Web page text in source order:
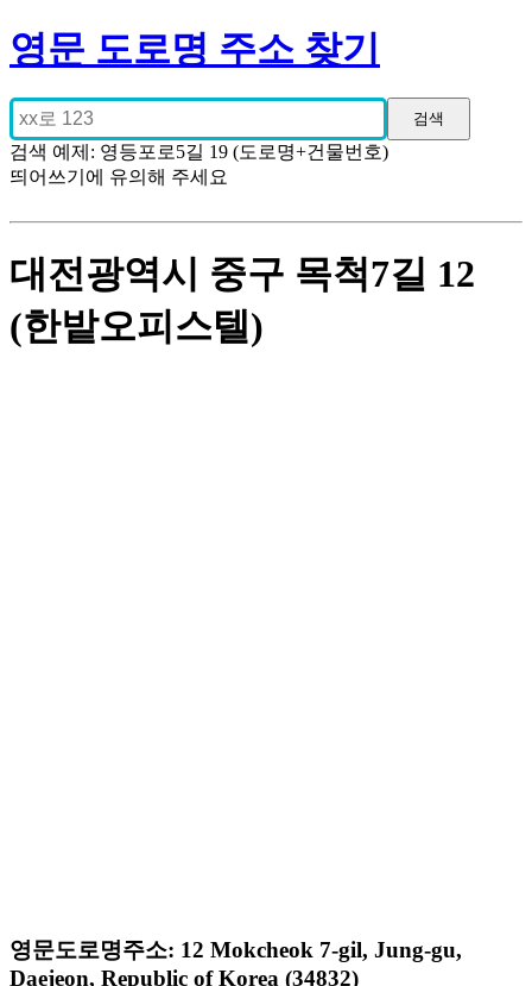
영문 도로명 주소 찾기
검색 예제: 영등포로5길 19 (도로명+건물번호)
띄어쓰기에 유의해 주세요
대전광역시 중구 목척7길 12
(한밭오피스텔)
영문도로명주소: 12 Mokcheok 7-gil, Jung-gu,
Daejeon, Republic of Korea (34832)